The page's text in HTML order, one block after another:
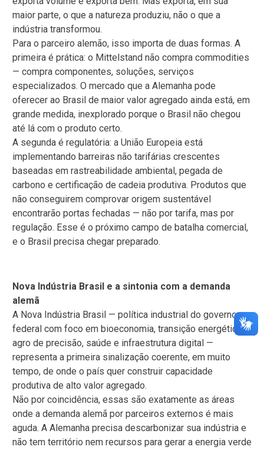
maior parte, o que a natureza produziu, não o que a
indústria transformou.
Para o parceiro alemão, isso importa de duas formas. A
primeira é prática: o Mittelstand não compra commodities
— compra componentes, soluções, serviços
especializados. O mercado que a Alemanha pode
oferecer ao Brasil de maior valor agregado ainda está, em
grande medida, inexplorado porque o Brasil não chegou
até lá com o produto certo.
A segunda é regulatória: a União Europeia está
implementando barreiras não tarifárias crescentes
baseadas em rastreabilidade ambiental, pegada de
carbono e certificação de cadeia produtiva. Produtos que
não conseguirem comprovar origem sustentável
encontrarão portas fechadas — não por tarifa, mas por
regulação. Esse é o próximo campo de batalha comercial,
e o Brasil precisa chegar preparado.
Nova Indústria Brasil e a sintonia com a demanda
alemã
A Nova Indústria Brasil — política industrial do governo
federal com foco em bioeconomia, transição energética,
agro de precisão, saúde e infraestrutura digital —
representa a primeira sinalização coerente, em muito
tempo, de onde o país quer construir capacidade
produtiva de alto valor agregado.
Não por coincidência, essas são exatamente as áreas
onde a demanda alemã por parceiros externos é mais
aguda. A Alemanha precisa descarbonizar sua indústria e
não tem território nem recursos para gerar a energia verde